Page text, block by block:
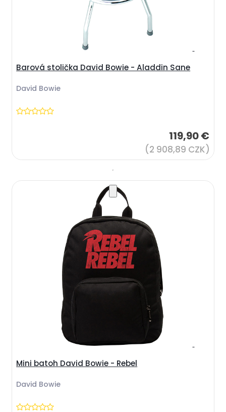
Barová stolička David Bowie - Aladdin Sane
David Bowie
119,90 €
(2 908,89 CZK)
Mini batoh David Bowie - Rebel
David Bowie